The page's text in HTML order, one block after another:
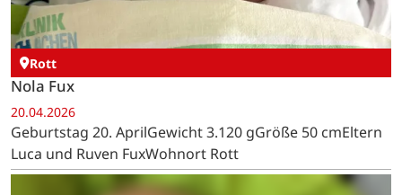
Levi Osmani
20.04.2026
Geburtstag 20. AprilGewicht 3.620 gGröße 50 cmEltern
Sarah und Mergim OsmaniWohnort Imgenbroich